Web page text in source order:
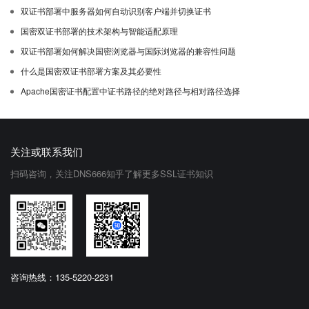
双证书部署中服务器如何自动识别客户端并切换证书
国密双证书部署的技术架构与智能适配原理
双证书部署如何解决国密浏览器与国际浏览器的兼容性问题
什么是国密双证书部署方案及其必要性
Apache国密证书配置中证书路径的绝对路径与相对路径选择
关注或联系我们
扫码咨询，关注DNS666知乎了解更多SSL证书知识
咨询热线：135-5220-2231